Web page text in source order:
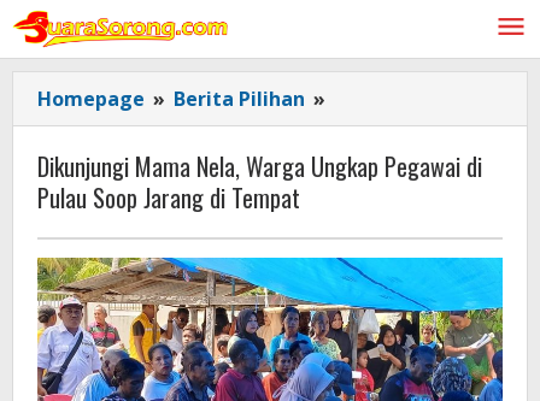
Lewati
konten
Homepage » Berita Pilihan »
Mama
Nela,
Warga
Pegawai
di
Pulau
Soop
Jarang
di
Dikunjungi Mama Nela, Warga Ungkap Pegawai di
Pulau Soop Jarang di Tempat